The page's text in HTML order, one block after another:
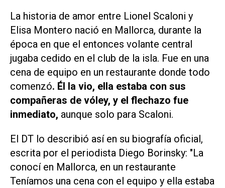
La historia de amor entre Lionel Scaloni y
Elisa Montero nació en Mallorca, durante la
época en que el entonces volante central
jugaba cedido en el club de la isla. Fue en una
cena de equipo en un restaurante donde todo
comenzó. Él la vio, ella estaba con sus
compañeras de vóley, y el flechazo fue
inmediato, aunque solo para Scaloni.
El DT lo describió así en su biografía oficial,
escrita por el periodista Diego Borinsky: "La
conocí en Mallorca, en un restaurante
Teníamos una cena con el equipo y ella estaba